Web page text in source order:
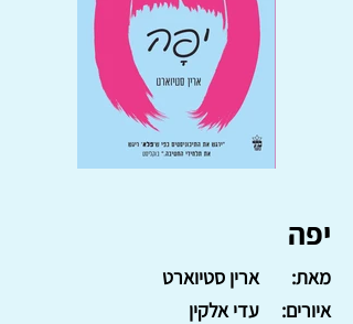
יפה
ארין סטיוארט
מאת:
עדי אלקין
איורים: